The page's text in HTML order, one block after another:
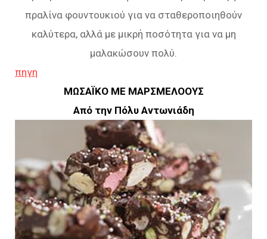
πραλίνα φουντουκιού για να σταθεροποιηθούν
καλύτερα, αλλά με μικρή ποσότητα για να μη
μαλακώσουν πολύ.
πηγη
ΜΩΣΑΪΚΟ ΜΕ ΜΑΡΣΜΕΛΟΟΥΣ
Από την Πόλυ Αντωνιάδη